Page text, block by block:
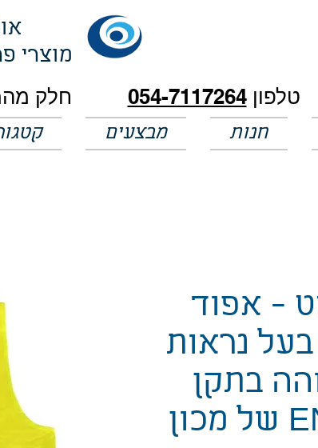
מוצרי
טלפון054-7117264
חנות מבצעים
- אפוד
בעל נראות
בתקן
EN471 של מכון